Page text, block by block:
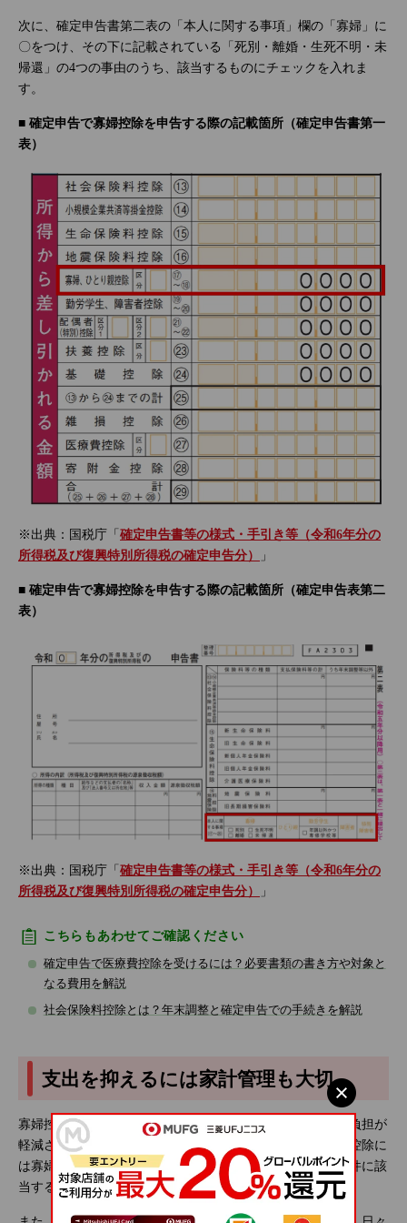
次に、確定申告書第二表の「本人に関する事項」欄の「寡婦」に
〇をつけ、その下に記載されている「死別・離婚・生死不明・未
帰還」の4つの事由のうち、該当するものにチェックを入れま
す。
■ 確定申告で寡婦控除を申告する際の記載箇所（確定申告書第一
表）
※出典：国税庁「 確定申告書等の様式・手引き等（令和6年分の
所得税及び復興特別所得税の確定申告分）
」
■ 確定申告で寡婦控除を申告する際の記載箇所（確定申告表第二
表）
※出典：国税庁「 確定申告書等の様式・手引き等（令和6年分の
所得税及び復興特別所得税の確定申告分）
」
こちらもあわせてご確認ください
確定申告で医療費控除を受けるには？必要書類の書き方や対象と
なる費用を解説
社会保険料控除とは？年末調整と確定申告での手続きを解説
支出を抑えるには家計管理も大切
寡婦控除などの所得控除を適用すると、所得税や住民税の負担が
軽減され、家計の支出を少なくすることができます。所得控除に
は寡婦控除のほかにもさまざまな控除制度があるので、要件に該
当する場合は忘れずに申告するようにしてください。